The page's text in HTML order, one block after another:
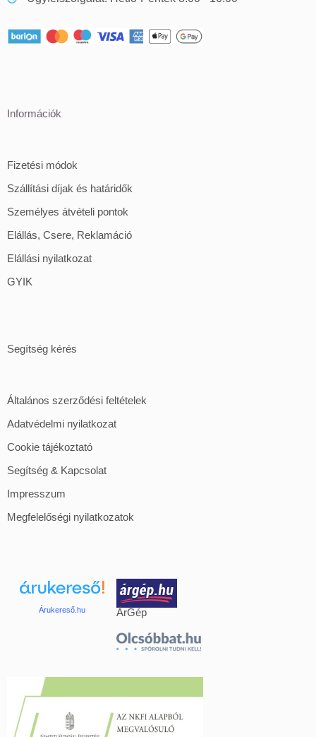
Információk
Fizetési módok
Szállítási díjak és határidők
Személyes átvételi pontok
Elállás, Csere, Reklamáció
Elállási nyilatkozat
GYIK
Segítség kérés
Általános szerződési feltételek
Adatvédelmi nyilatkozat
Cookie tájékoztató
Segítség & Kapcsolat
Impresszum
Megfelelőségi nyilatkozatok
Árukereső.hu ÁrGép